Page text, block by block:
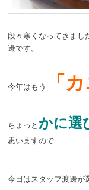
段々寒くなってきまし
邊です。
今年はもう 「
ちょっと かに選
思いますので
今日はスタッフ渡邊が